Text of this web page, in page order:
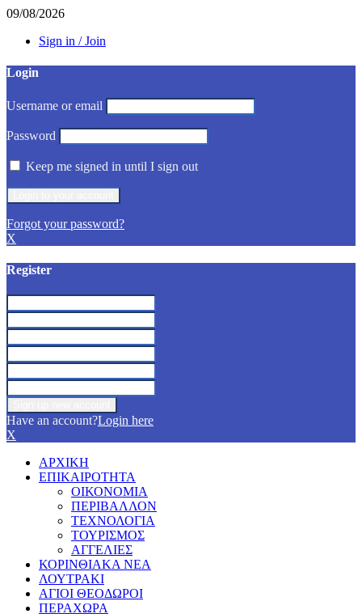
09/08/2026
Sign in / Join
Login
Username or email
Password
Keep me signed in until I sign out
Forgot your password?
X
Register
Have an account?Login here
X
ΑΡΧΙΚΗ
ΕΠΙΚΑΙΡΟΤΗΤΑ
ΟΙΚΟΝΟΜΙΑ
ΠΕΡΙΒΑΛΛΟΝ
ΤΕΧΝΟΛΟΓΙΑ
ΤΟΥΡΙΣΜΟΣ
ΑΓΓΕΛΙΕΣ
ΚΟΡΙΝΘΙΑΚΑ ΝΕΑ
ΛΟΥΤΡΑΚΙ
ΑΓΙΟΙ ΘΕΟΔΩΡΟΙ
ΠΕΡΑΧΩΡΑ